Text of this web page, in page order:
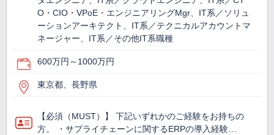
O・CIO・VPoE・エンジニアリングMgr、IT系／ソリュ
ーションアーキテクト、IT系／テクニカルアカウントマ
ネージャー、IT系／その他IT系職種
600万円～1000万円
東京都、長野県
【必須（MUST）】 下記いずれかのご経験をお持ちの
方。 ・サプライチェーンに関するERPの導入経験…